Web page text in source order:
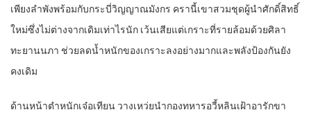
เพียงลำพังพร้อมกับกระบี่วิญญาณมังกร ครานี้เขาสวมชุดผู้นำศักดิ์สิทธิ์
ใหม่ซึ่งไม่ต่างจากเดิมเท่าไรนัก เว้นเสียแต่เกราะที่รายล้อมด้วยศิลา
ทะยานนภา ช่วยลดน้ำหนักของเกราะลงอย่างมากและพลังป้องกันยัง
คงเดิม
ด้านหน้าตำหนักเจ๋อเทียน วางเหว่ยนำกองทหารอวี้หลินเฝ้าอารักขา